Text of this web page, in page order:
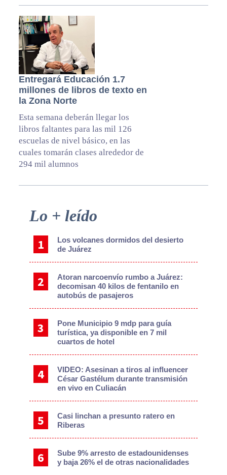
Entregará Educación 1.7
millones de libros de texto en
la Zona Norte
Esta semana deberán llegar los
libros faltantes para las mil 126
escuelas de nivel básico, en las
cuales tomarán clases alrededor de
294 mil alumnos
Primary
Lo + leído
Los volcanes dormidos del desierto
de Juárez
Atoran narcoenvío rumbo a Juárez:
decomisan 40 kilos de fentanilo en
autobús de pasajeros
Pone Municipio 9 mdp para guía
turística, ya disponible en 7 mil
cuartos de hotel
VIDEO: Asesinan a tiros al influencer
César Gastélum durante transmisión
en vivo en Culiacán
Casi linchan a presunto ratero en
Riberas
Sube 9% arresto de estadounidenses
y baja 26% el de otras nacionalidades